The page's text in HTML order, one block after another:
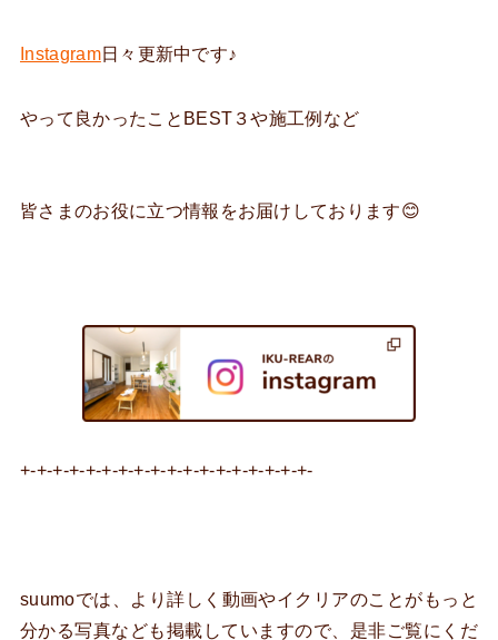
Instagram日々更新中です♪
やって良かったことBEST３や施工例など
皆さまのお役に立つ情報をお届けしております😊
+-+-+-+-+-+-+-+-+-+-+-+-+-+-+-+-+-+-
suumoでは、より詳しく動画やイクリアのことがもっと
分かる写真なども掲載していますので、是非ご覧にくだ